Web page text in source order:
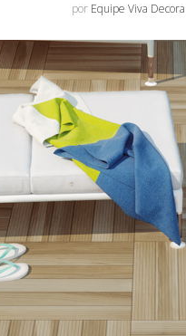
por Equipe Viva Decora